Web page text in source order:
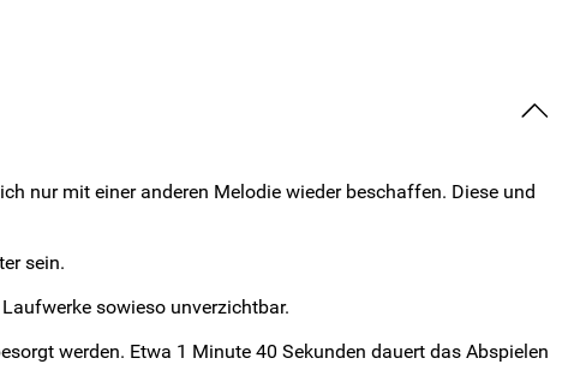
nur mit einer anderen Melodie wieder beschaffen. Diese und
sein.
sowieso unverzichtbar.
werden. Etwa 1 Minute 40 Sekunden dauert das Abspielen